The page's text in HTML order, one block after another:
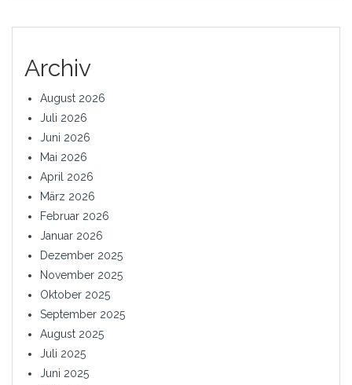
Archiv
August 2026
Juli 2026
Juni 2026
Mai 2026
April 2026
März 2026
Februar 2026
Januar 2026
Dezember 2025
November 2025
Oktober 2025
September 2025
August 2025
Juli 2025
Juni 2025